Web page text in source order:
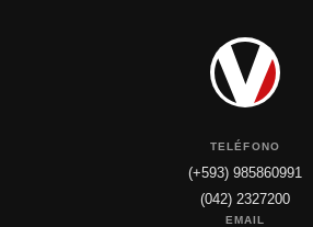
TELÉFONO
(+593) 985860991
(042) 2327200
EMAIL